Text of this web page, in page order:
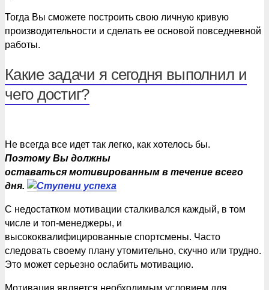
Тогда Вы сможете построить свою личную кривую
производительности и сделать ее основой повседневной
работы.
Какие задачи я сегодня выполнил и
чего достиг?
Не всегда все идет так легко, как хотелось бы.
Поэтому Вы должны
оставаться мотивированным в течение всего
дня.
С недостатком мотивации сталкивался каждый, в том
числе и топ-менеджеры, и
высококвалифицированные спортсмены. Часто
следовать своему плану утомительно, скучно или трудно.
Это может серьезно ослабить мотивацию.
Мотивация является необходимым условием для